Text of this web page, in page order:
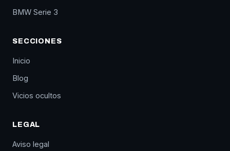
BMW Serie 3
SECCIONES
Inicio
Blog
Vicios ocultos
LEGAL
Aviso legal